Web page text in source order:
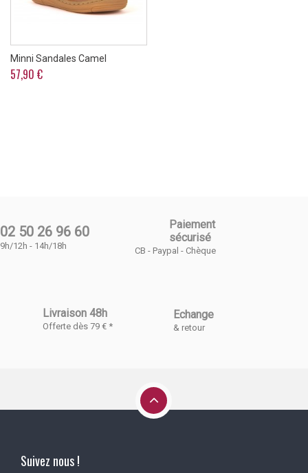
Minni Sandales Camel
57,90 €
02 50 26 96 60
9h/12h - 14h/18h
Paiement
sécurisé
CB - Paypal - Chèque
Livraison 48h
Offerte dès 79 € *
Echange
& retour
Suivez nous !